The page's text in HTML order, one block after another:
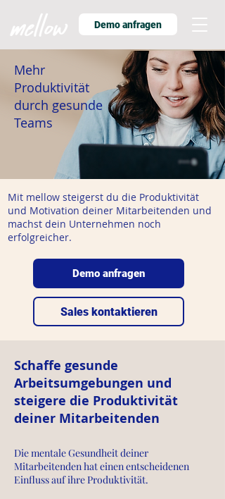
Demo anfragen
Mehr
Produktivität
durch gesunde
Teams
Mit mellow steigerst du die Produktivität
und Motivation deiner Mitarbeitenden und
machst dein Unternehmen noch
erfolgreicher.
Demo anfragen
Sales kontaktieren
Schaffe gesunde
Arbeitsumgebungen und
steigere die Produktivität
deiner Mitarbeitenden
Die mentale Gesundheit deiner
Mitarbeitenden hat einen entscheidenen
Einfluss auf ihre Produktivität.